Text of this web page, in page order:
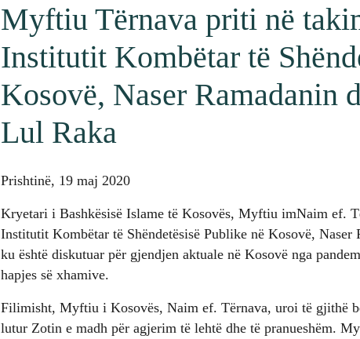
Myftiu Tërnava priti në
Institutit Kombëtar të
Kosovë, Naser Ramadanin
Lul Raka
Prishtinë, 19 maj 2020
Kryetari i Bashkësisë Islame të Kosovës, Myftiu imNaim ef.
Institutit Kombëtar të Shëndetësisë Publike në Kosovë,
ku është diskutuar për gjendjen aktuale në Kosovë nga
hapjes së xhamive.
Filimisht, Myftiu i Kosovës, Naim ef. Tërnava, uroi të gjithë
lutur Zotin e madh për agjerim të lehtë dhe të pranueshëm.